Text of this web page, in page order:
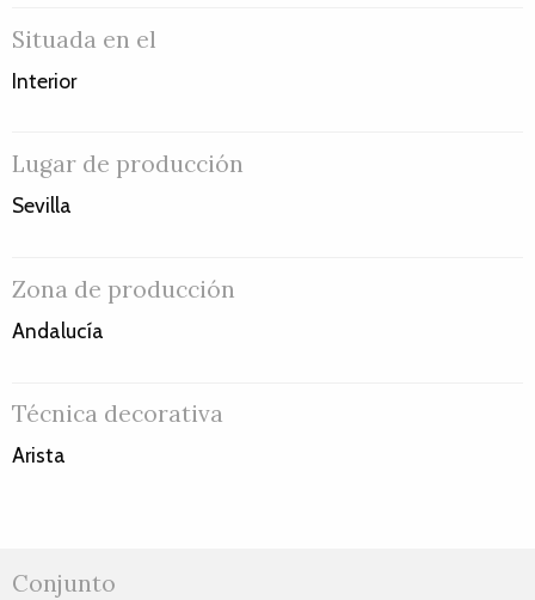
Situada en el
Interior
Lugar de producción
Sevilla
Zona de producción
Andalucía
Técnica decorativa
Arista
Conjunto